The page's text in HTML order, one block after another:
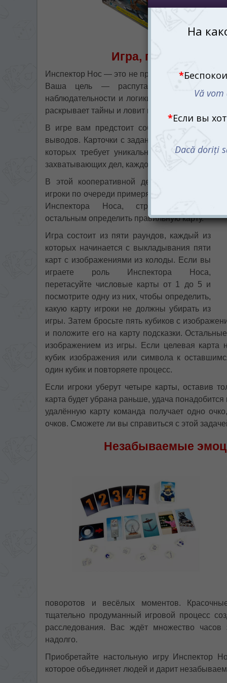
Игра, полная
Инспектор Нос — это не просто настольная
Ваша цель — распутать множество
наблюдательности и логики. Каждый игрок
раскрывает тайны и ловит преступников.
В игре вам предстоит собрать улики,
выводов. Карточки с заданиями предоставят
которых требует уникального подхода и
захватывающих дел, каждое из которых
В этой кооперативной дедуктивной игре
игроки по очереди примеряют на себя роль
Инспектора Носа, стремясь помочь
остальным определить правильную карту.
Игра состоит из пяти раундов, каждый из
которых начинается с выкладывания пяти
карт с изображениями из колоды. Если вы
играете роль Инспектора Носа,
перетасуйте числовые карты от 1 до 5 и
посмотрите одну из них, чтобы определить,
какую карту игроки не должны убирать из
игры. Затем бросьте пять кубиков с
и положите его на карту подсказки.
изображением из игры. Если целевая
кубик изображения или символа к
один кубик и повторяете процесс.
Если игроки уберут четыре карты, оставив
карта будет убрана раньше, удача
удалённую карту команда получает одно
очков. Сможете ли вы справиться с этой
Незабываемые
поворотов и весёлых моментов.
тщательно продуманный игровой процесс
расследования. Вас ждёт множество
надолго.
Приобретайте настольную игру Инспектор
которое объединяет людей и дарит